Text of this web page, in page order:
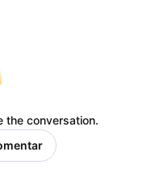
the conversation.